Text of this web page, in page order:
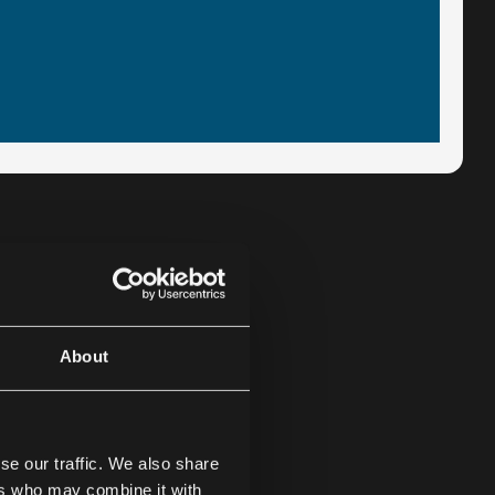
About
our traffic. We also share
who may combine it with